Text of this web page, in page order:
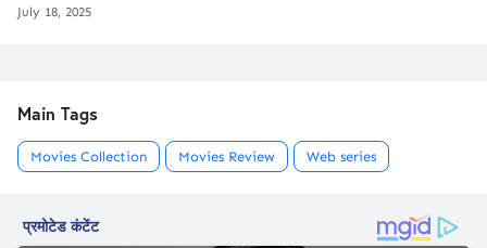
July 18, 2025
Main Tags
Movies Collection Movies Review Web series